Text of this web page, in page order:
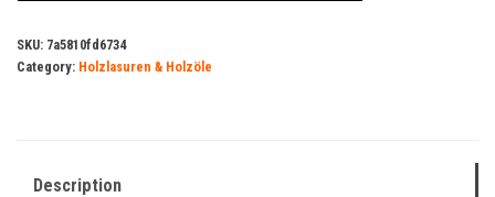
SKU: 7a5810fd6734
Category: Holzlasuren & Holzöle
Description